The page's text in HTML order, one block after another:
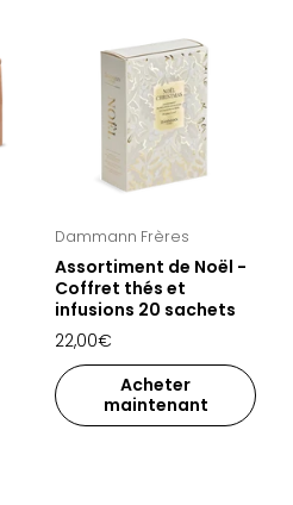
Dammann Frères
Assortiment de Noël -
Coffret thés et
infusions 20 sachets
22,00€
Acheter
maintenant